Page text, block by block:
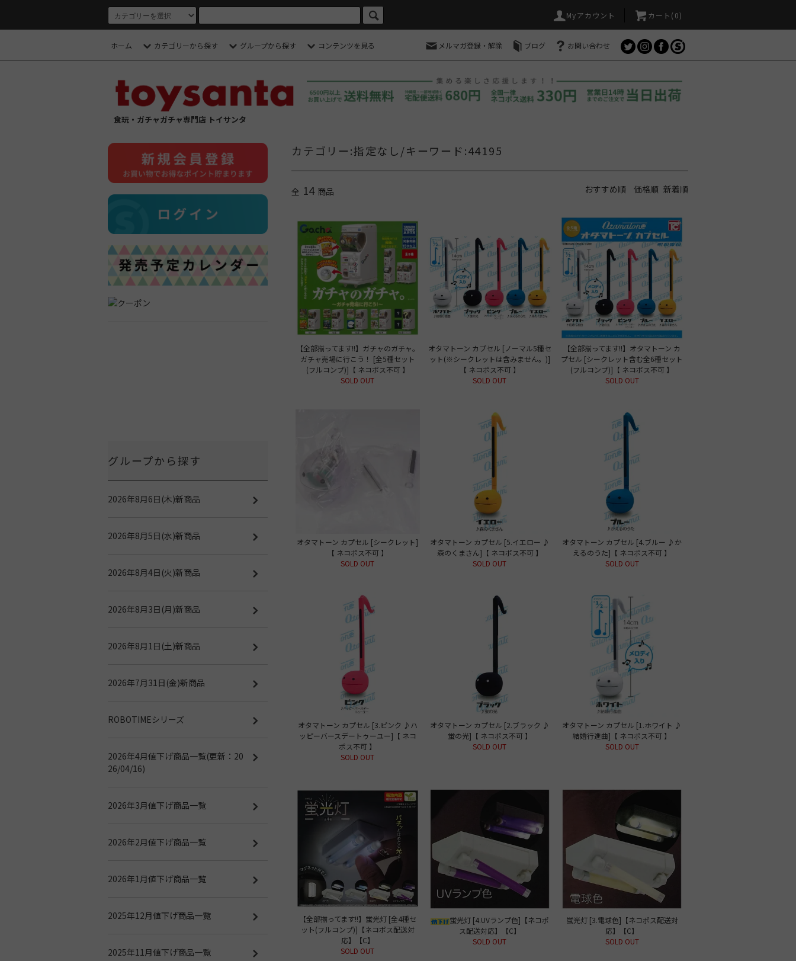
Myアカウント カート( 0)
ホーム カテゴリーから探す グループから探す コンテンツを見る メルマガ登録・解除 ブログ お問い合わせ
食玩・ガチャガチャ専門店 トイサンタ
カテゴリー:指定なし/キーワード:44195
全 14 商品 おすすめ順 価格順 新着順
【全部揃ってます!!】ガチャのガチャ。
ガチャ売場に行こう！ [全5種セット
(フルコンプ)]【 ネコポス不可 】
SOLD OUT
オタマトーン カプセル [ノーマル5種セ
ット(※シークレットは含みません。)]
【 ネコポス不可 】
SOLD OUT
【全部揃ってます!!】オタマトーン カ
プセル [シークレット含む全6種セット
(フルコンプ)]【 ネコポス不可 】
SOLD OUT
オタマトーン カプセル [シークレット]
【 ネコポス不可 】
SOLD OUT
オタマトーン カプセル [5.イエロー ♪
森のくまさん]【 ネコポス不可 】
SOLD OUT
オタマトーン カプセル [4.ブルー ♪か
えるのうた]【 ネコポス不可 】
SOLD OUT
オタマトーン カプセル [3.ピンク ♪ハ
ッピーバースデートゥーユー]【 ネコ
ポス不可 】
SOLD OUT
オタマトーン カプセル [2.ブラック ♪
蛍の光]【 ネコポス不可 】
SOLD OUT
オタマトーン カプセル [1.ホワイト ♪
結婚行進曲]【 ネコポス不可 】
SOLD OUT
【全部揃ってます!!】蛍光灯 [全4種セ
ット(フルコンプ)]【ネコポス配送対
応】【C】
SOLD OUT
蛍光灯 [4.UVランプ色]【ネコポ
ス配送対応】【C】
SOLD OUT
蛍光灯 [3.電球色]【ネコポス配送対
応】【C】
SOLD OUT
グループから探す
2026年8月6日(木)新商品
2026年8月5日(水)新商品
2026年8月4日(火)新商品
2026年8月3日(月)新商品
2026年8月1日(土)新商品
2026年7月31日(金)新商品
ROBOTIMEシリーズ
2026年4月値下げ商品一覧(更新：20
26/04/16)
2026年3月値下げ商品一覧
2026年2月値下げ商品一覧
2026年1月値下げ商品一覧
2025年12月値下げ商品一覧
2025年11月値下げ商品一覧